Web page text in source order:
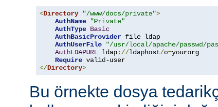
<Directory "/www/docs/private">
AuthName
"Private"
AuthType Basic
AuthBasicProvider file ldap
AuthUserFile
"/usr/local/apache/passwd/
AuthLDAPURL ldap://ldaphost/o=yourorg
Require
</Directory>
Bu örnekte dosya